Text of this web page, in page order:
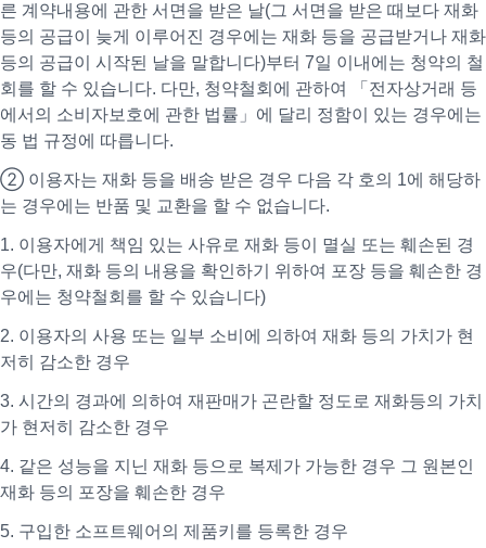
른 계약내용에 관한 서면을 받은 날(그 서면을 받은 때보다 재화
등의 공급이 늦게 이루어진 경우에는 재화 등을 공급받거나 재화
등의 공급이 시작된 날을 말합니다)부터 7일 이내에는 청약의 철
회를 할 수 있습니다. 다만, 청약철회에 관하여 「전자상거래 등
에서의 소비자보호에 관한 법률」에 달리 정함이 있는 경우에는
동 법 규정에 따릅니다.
② 이용자는 재화 등을 배송 받은 경우 다음 각 호의 1에 해당하
는 경우에는 반품 및 교환을 할 수 없습니다.
1. 이용자에게 책임 있는 사유로 재화 등이 멸실 또는 훼손된 경
우(다만, 재화 등의 내용을 확인하기 위하여 포장 등을 훼손한 경
우에는 청약철회를 할 수 있습니다)
2. 이용자의 사용 또는 일부 소비에 의하여 재화 등의 가치가 현
저히 감소한 경우
3. 시간의 경과에 의하여 재판매가 곤란할 정도로 재화등의 가치
가 현저히 감소한 경우
4. 같은 성능을 지닌 재화 등으로 복제가 가능한 경우 그 원본인
재화 등의 포장을 훼손한 경우
5. 구입한 소프트웨어의 제품키를 등록한 경우